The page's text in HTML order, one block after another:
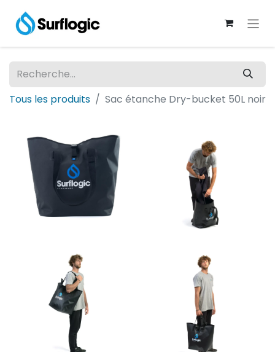
Tous les produits Sac étanche Dry-bucket 50L noir